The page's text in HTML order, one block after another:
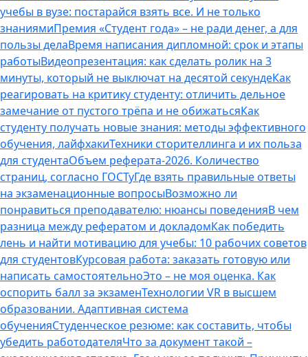
учебы в вузе: постарайся взять все. И не только
знаниямиПремия «Студент года» – не ради денег, а для
пользы делаВремя написания дипломной: срок и этапы
работыВидеопрезентация: как сделать ролик на 3
минуты, который не выключат на десятой секундеКак
реагировать на критику студенту: отличить дельное
замечание от пустого трёпа и не обижатьсяКак
студенту получать новые знания: методы эффективного
обучения, лайфхакиТехники сторителлинга и их польза
для студентаОбъем реферата-2026. Количество
страниц, согласно ГОСТуГде взять правильные ответы
на экзаменационные вопросыВозможно ли
понравиться преподавателю: нюансы поведенияВ чем
разница между рефератом и докладомКак победить
лень и найти мотивацию для учебы: 10 рабочих советов
для студентовКурсовая работа: заказать готовую или
написать самостоятельноЭто – не моя оценка. Как
оспорить балл за экзаменТехнологии VR в высшем
образовании. Адаптивная система
обученияСтуденческое резюме: как составить, чтобы
убедить работодателяЧто за документ такой –